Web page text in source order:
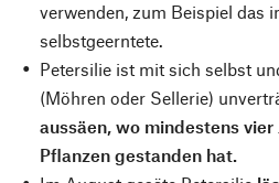
verwenden, zum Beispiel das
selbstgeerntete.
Petersilie ist mit sich selbst
(Möhren oder Sellerie)
aussäen, wo mindestens
Pflanzen gestanden hat.